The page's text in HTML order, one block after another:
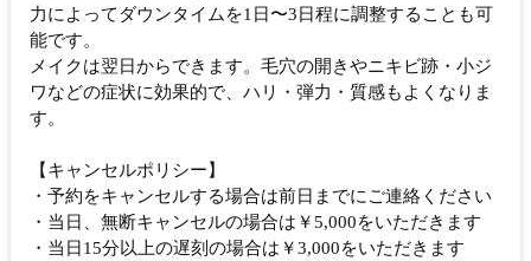
力によってダウンタイムを1日〜3日程に調整することも可
能です。
メイクは翌日からできます。毛穴の開きやニキビ跡・小ジ
ワなどの症状に効果的で、ハリ・弾力・質感もよくなりま
す。
【キャンセルポリシー】
・予約をキャンセルする場合は前日までにご連絡ください
・当日、無断キャンセルの場合は￥5,000をいただきます
・当日15分以上の遅刻の場合は￥3,000をいただきます